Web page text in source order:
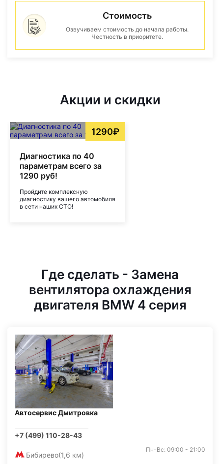
Стоимость
Озвучиваем стоимость до начала работы.
Честность в приоритете.
Акции и скидки
1290₽
Диагностика по 40
параметрам всего за
1290 руб!
Пройдите комплексную
диагностику вашего автомобиля
в сети наших СТО!
Где сделать - Замена
вентилятора охлаждения
двигателя BMW 4 серия
Автосервис Дмитровка
+7 (499) 110-28-43
Бибирево(1,6 км)
Пн-Вс: 09:00 - 21:00